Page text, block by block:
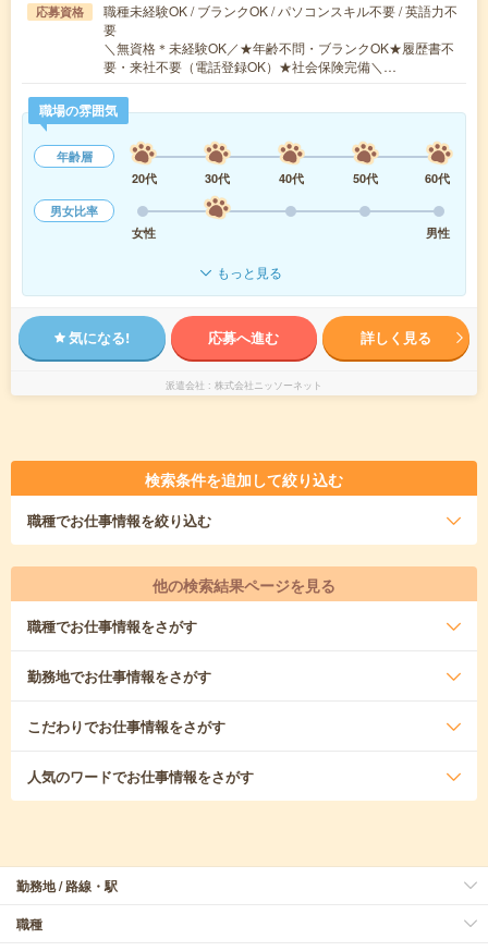
応募資格
職種未経験OK / ブランクOK / パソコンスキル不要 / 英語力不
要
＼無資格＊未経験OK／★年齢不問・ブランクOK★履歴書不
要・来社不要（電話登録OK）★社会保険完備＼…
職場の雰囲気
年齢層
20代
30代 40代 50代
60代
男女比率
女性
男性
もっと見る
気になる! 応募へ進む 詳しく見る
派遣会社 株式会社ニッソーネット
検索条件を追加して絞り込む
職種でお仕事情報を絞り込む
他の検索結果ページを見る
職種でお仕事情報をさがす
勤務地でお仕事情報をさがす
こだわりでお仕事情報をさがす
人気のワードでお仕事情報をさがす
勤務地 / 路線・駅
職種